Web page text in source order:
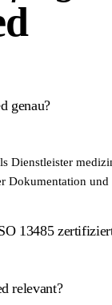
genau?
Dienstleister
Dokumentation und
13485
13485 zertifiziert
relevant?